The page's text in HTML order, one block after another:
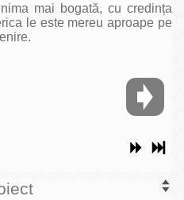
mai bogată, cu credința
le este mereu aproape pe